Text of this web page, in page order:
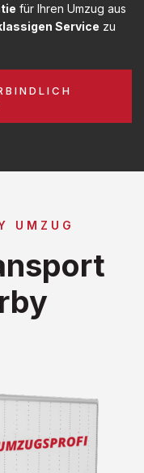
für Ihren Umzug aus
Service zu
UMZUG